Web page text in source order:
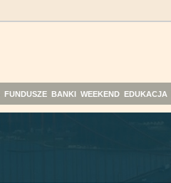
FUNDUSZE BANKI WEEKEND EDUKACJA